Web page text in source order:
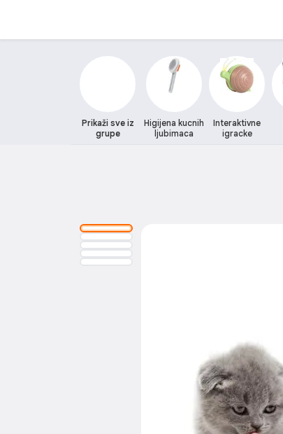
Prikaži sve iz
grupe
Higijena kucnih
ljubimaca
Interaktivne
igracke